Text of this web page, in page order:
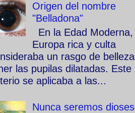
Origen del nombre
"Belladona"
En la Edad Moderna,
Europa rica y culta
un rasgo de
las pupilas dilatadas. Este
se aplicaba a las...
Nunca seremos dioses